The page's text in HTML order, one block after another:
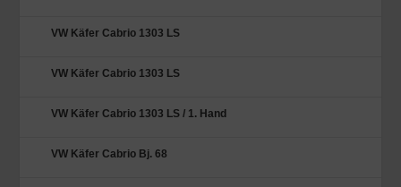
VW Käfer Cabrio 1303 LS
VW Käfer Cabrio 1303 LS
VW Käfer Cabrio 1303 LS / 1. Hand
VW Käfer Cabrio Bj. 68